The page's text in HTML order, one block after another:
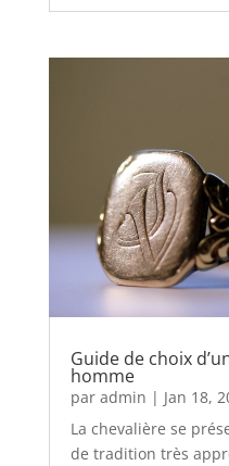
Guide de choix
homme
par admin | Jan 18,
La chevalière se
de tradition très